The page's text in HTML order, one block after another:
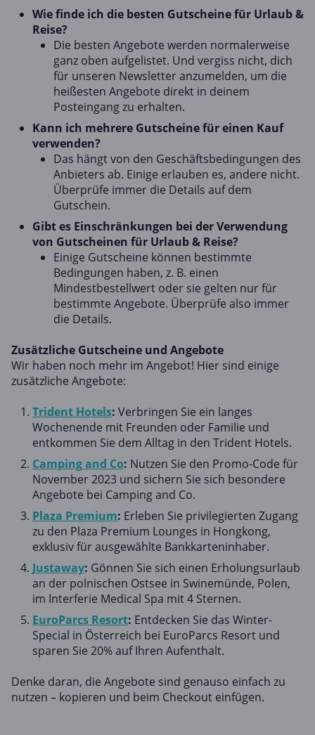
Wie finde ich die besten Gutscheine für Urlaub &
Reise?
Die besten Angebote werden normalerweise
ganz oben aufgelistet. Und vergiss nicht, dich
für unseren Newsletter anzumelden, um die
heißesten Angebote direkt in deinem
Posteingang zu erhalten.
Kann ich mehrere Gutscheine für einen Kauf
verwenden?
Das hängt von den Geschäftsbedingungen des
Anbieters ab. Einige erlauben es, andere nicht.
Überprüfe immer die Details auf dem
Gutschein.
Gibt es Einschränkungen bei der Verwendung
von Gutscheinen für Urlaub & Reise?
Einige Gutscheine können bestimmte
Bedingungen haben, z. B. einen
Mindestbestellwert oder sie gelten nur für
bestimmte Angebote. Überprüfe also immer
die Details.
Zusätzliche Gutscheine und Angebote
Wir haben noch mehr im Angebot! Hier sind einige
zusätzliche Angebote:
Trident Hotels: Verbringen Sie ein langes
Wochenende mit Freunden oder Familie und
entkommen Sie dem Alltag in den Trident Hotels.
Camping and Co: Nutzen Sie den Promo-Code für
November 2023 und sichern Sie sich besondere
Angebote bei Camping and Co.
Plaza Premium: Erleben Sie privilegierten Zugang
zu den Plaza Premium Lounges in Hongkong,
exklusiv für ausgewählte Bankkarteninhaber.
Justaway: Gönnen Sie sich einen Erholungsurlaub
an der polnischen Ostsee in Swinemünde, Polen,
im Interferie Medical Spa mit 4 Sternen.
EuroParcs Resort: Entdecken Sie das Winter-
Special in Österreich bei EuroParcs Resort und
sparen Sie 20% auf Ihren Aufenthalt.
Denke daran, die Angebote sind genauso einfach zu
nutzen – kopieren und beim Checkout einfügen.